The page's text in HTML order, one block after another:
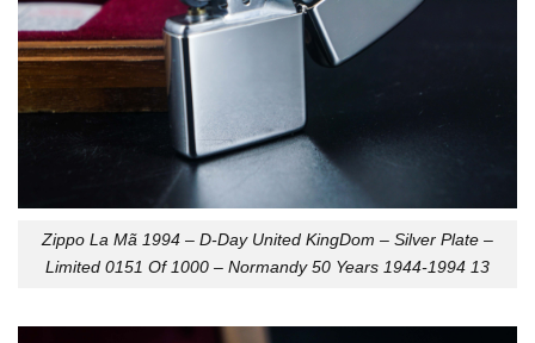
Zippo La Mã 1994 – D-Day United KingDom – Silver Plate –
Limited 0151 Of 1000 – Normandy 50 Years 1944-1994 13